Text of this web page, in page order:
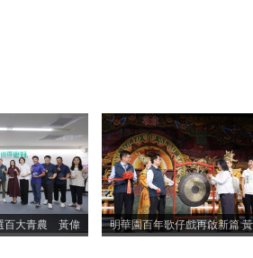
百大青農 黃偉 明華園百年歌仔戲再啟新篇